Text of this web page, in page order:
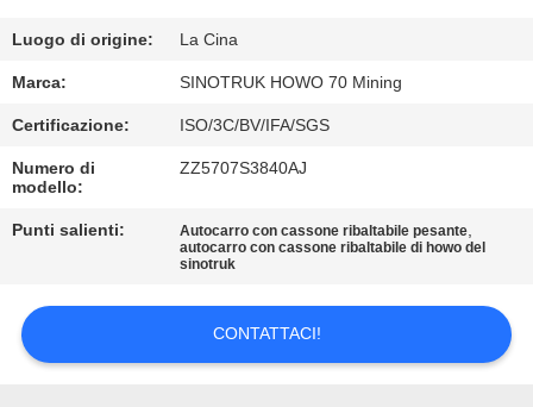
DELLA
QUALITÀ
CONTATTACI
CHIEDI
PREVENTIVO
Luogo di origine: La Cina
Marca: SINOTRUK HOWO 70 Mining
Certificazione: ISO/3C/BV/IFA/SGS
Numero di
modello:
ZZ5707S3840AJ
Punti salienti: Autocarro con cassone ribaltabile pesante,
autocarro con cassone ribaltabile di howo del
sinotruk
CONTATTACI!